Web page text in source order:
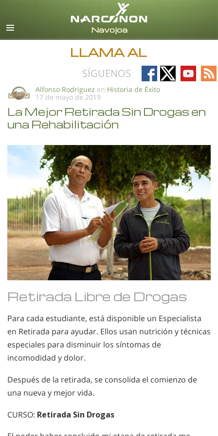
Español
Todas las Regiones/Idiomas
LLAMA AL
SÍGUENOS
Follow
on
Follow
on
Follow
on
on
Alfonso Rodriguez en Historia de Éxito
17 de mayo de 2019
La Mejor Retirada Sin Drogas en
una Rehabilitación
Retirada Libre de Drogas
Para cada estudiante, está disponible un Especialista
en Retirada para ayudar. Ellos usan nutrición y técnicas
especiales para disminuir los síntomas de
incomodidad y dolor.
Después de la retirada, se consolida el comienzo de
una nueva y mejor vida.
CURSO: Retirada Sin Drogas